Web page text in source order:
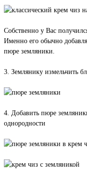
Собственно у Вас
Именно его обычно
пюре земляники.
3. Землянику измельчить
4. Добавить пюре
однородности